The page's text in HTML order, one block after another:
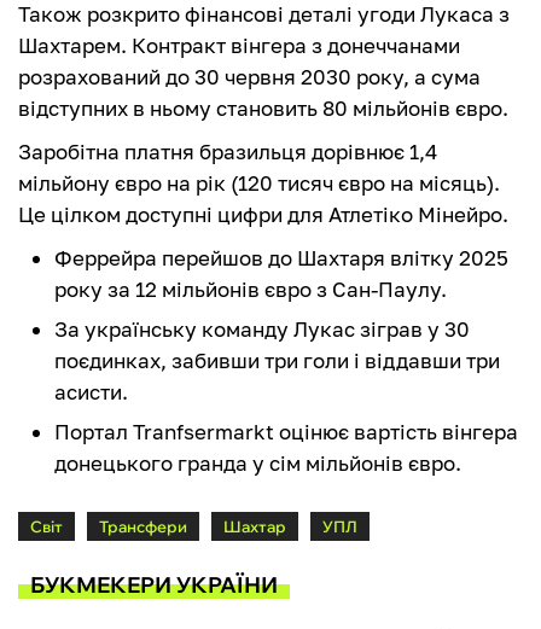
Також розкрито фінансові деталі угоди Лукаса з
Шахтарем. Контракт вінгера з донеччанами
розрахований до 30 червня 2030 року, а сума
відступних в ньому становить 80 мільйонів євро.
Заробітна платня бразильця дорівнює 1,4
мільйону євро на рік (120 тисяч євро на місяць).
Це цілком доступні цифри для Атлетіко Мінейро.
Феррейра перейшов до Шахтаря влітку 2025
року за 12 мільйонів євро з Сан-Паулу.
За українську команду Лукас зіграв у 30
поєдинках, забивши три голи і віддавши три
асисти.
Портал Tranfsermarkt оцінює вартість вінгера
донецького гранда у сім мільйонів євро.
Світ Трансфери Шахтар УПЛ
БУКМЕКЕРИ УКРАЇНИ